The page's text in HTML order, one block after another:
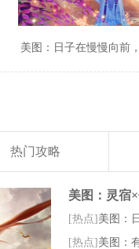
美图：日子在慢慢向前
热门攻略
美图：灵宿
[热点] 美图：
[热点] 美图：